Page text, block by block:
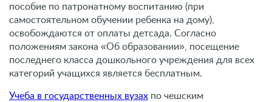
пособие по патронатному воспитанию (при
самостоятельном обучении ребенка на дому),
освобождаются от оплаты детсада. Согласно
положениям закона «Об образовании», посещение
последнего класса дошкольного учреждения для всех
категорий учащихся является бесплатным.
Учеба в государственных вузах по чешским